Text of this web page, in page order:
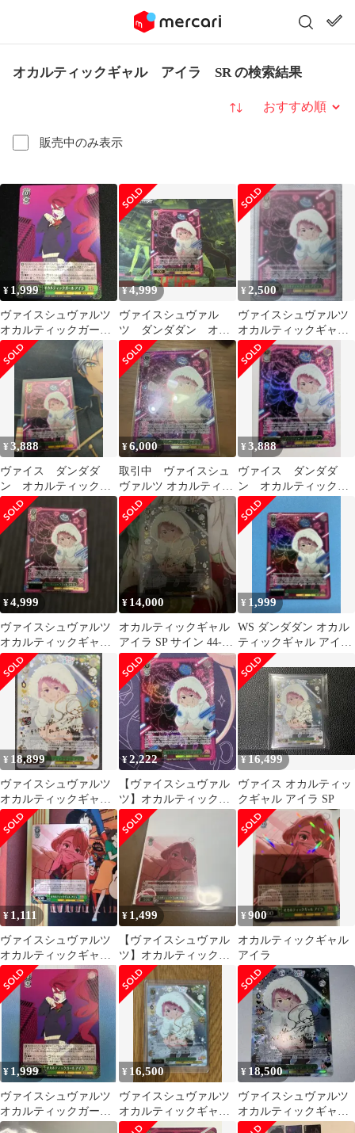
オカルティックギャル アイラ SR の検索結果
販売中のみ表示
並び替え
¥ 1,999
ヴァイスシュヴァルツ
オカルティックガール
アイラ PR
¥4,999
ヴァイスシュヴァル
ツ ダンダダン オカ
ルティックギャル ア
イラ SR★3
¥ 2,500
ヴァイスシュヴァルツ
オカルティックギャル
アイラ SR
¥3,888
ヴァイス ダンダダ
ン オカルティックギ
ャル アイラ sr 1枚
¥6,000
取引中 ヴァイスシュ
ヴァルツ オカルティッ
クギャル アイラ SR オ
カルンセット
¥3,888
ヴァイス ダンダダ
ン オカルティックギ
ャル アイラ sr 1枚
最終値下げ
¥4,999
ヴァイスシュヴァルツ
オカルティックギャル
アイラ SR ⭐︎3
¥ 14,000
オカルティックギャル
アイラ SP サイン 44-
EY0625-27C
¥ 1,999
WS ダンダダン オカル
ティックギャル アイラ
SR
¥ 18,899
ヴァイスシュヴァルツ
オカルティックギャル
アイラ SP
¥2,222
【ヴァイスシュヴァル
ツ】オカルティックギ
ャル アイラ sr
¥16,499
ヴァイス オカルティッ
クギャル アイラ SP
¥ 1,111
ヴァイスシュヴァルツ
オカルティックギャル
アイラ RR 1枚
¥ 1,499
【ヴァイスシュヴァル
ツ】オカルティックギ
ャル アイラ PR プロ
モ
¥900
オカルティックギャル
アイラ
¥ 1,999
ヴァイスシュヴァルツ
オカルティックガール
アイラ PR
¥ 16,500
ヴァイスシュヴァルツ
オカルティックギャル
アイラ SP
¥ 18,500
ヴァイスシュヴァルツ
オカルティックギャル
アイラ SP